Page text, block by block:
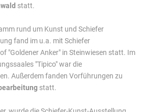
statt.
rund um Kunst und Schiefer
fand im u.a. mit Schiefer
"Goldener Anker" in Steinwiesen statt. Im
"Tipico" war die
Außerdem fanden Vorführungen zu
statt.